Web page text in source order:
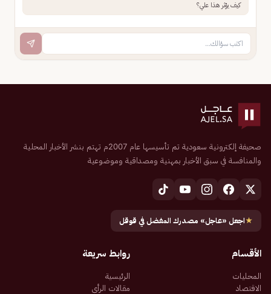
كيف يؤثر هذا علي؟
صحيفة إلكترونية سعودية تم تأسيسها عام 2007م تهتم بنشر الأخبار المحلية
والمنافسة في سبق الأخبار بمهنية ومصداقية وموضوعية
★اجعل «عاجل» مصدرك المفضل في قوقل
الأقسام
المحليات
الاقتصاد
روابط سريعة
الرئيسية
مقالات الرأي